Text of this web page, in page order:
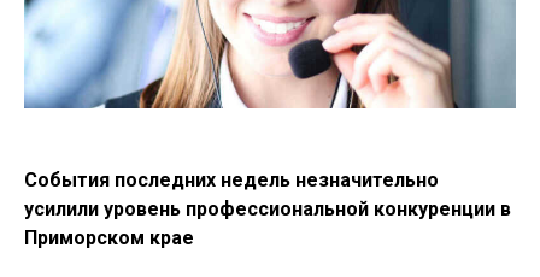
События последних недель незначительно
усилили уровень профессиональной конкуренции в
Приморском крае